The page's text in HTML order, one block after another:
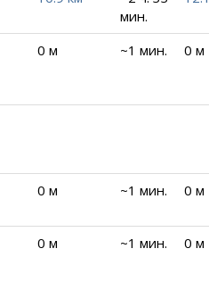
мин.
0 м ~1 мин. 0 м
0 м ~1 мин. 0 м
0 м ~1 мин. 0 м